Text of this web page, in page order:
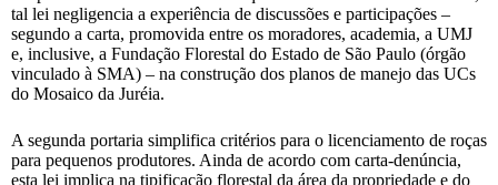
tal lei negligencia a experiência de discussões e participações –
segundo a carta, promovida entre os moradores, academia, a UMJ
e, inclusive, a Fundação Florestal do Estado de São Paulo (órgão
vinculado à SMA) – na construção dos planos de manejo das UCs
do Mosaico da Juréia.
A segunda portaria simplifica critérios para o licenciamento de roças
para pequenos produtores. Ainda de acordo com carta-denúncia,
esta lei implica na tipificação florestal da área da propriedade e do